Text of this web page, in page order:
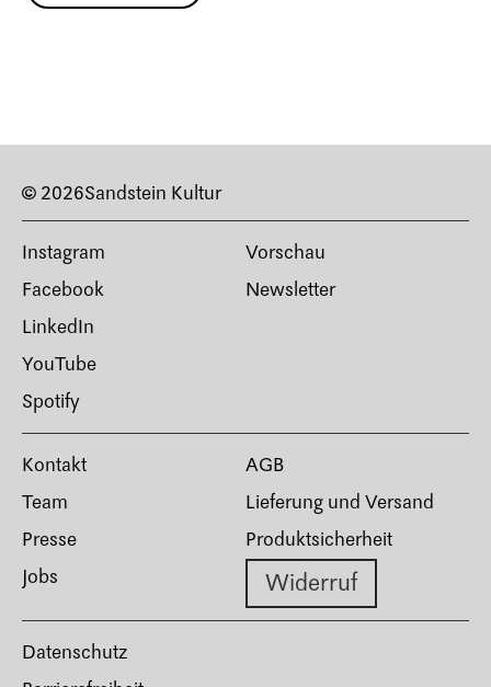
© 2026Sandstein Kultur
Instagram
Facebook
LinkedIn
YouTube
Spotify
Vorschau
Newsletter
Kontakt
Team
Presse
Jobs
AGB
Lieferung und Versand
Produktsicherheit
Widerruf
Datenschutz